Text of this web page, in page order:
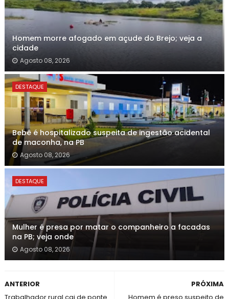
Homem morre afogado em açude do Brejo; veja a
cidade
Agosto 08, 2026
DESTAQUE
Bebê é hospitalizado suspeita de ingestão acidental
de maconha, na PB
Agosto 08, 2026
DESTAQUE
Mulher é presa por matar o companheiro a facadas
na PB; veja onde
Agosto 08, 2026
PRÓXIMA
ANTERIOR